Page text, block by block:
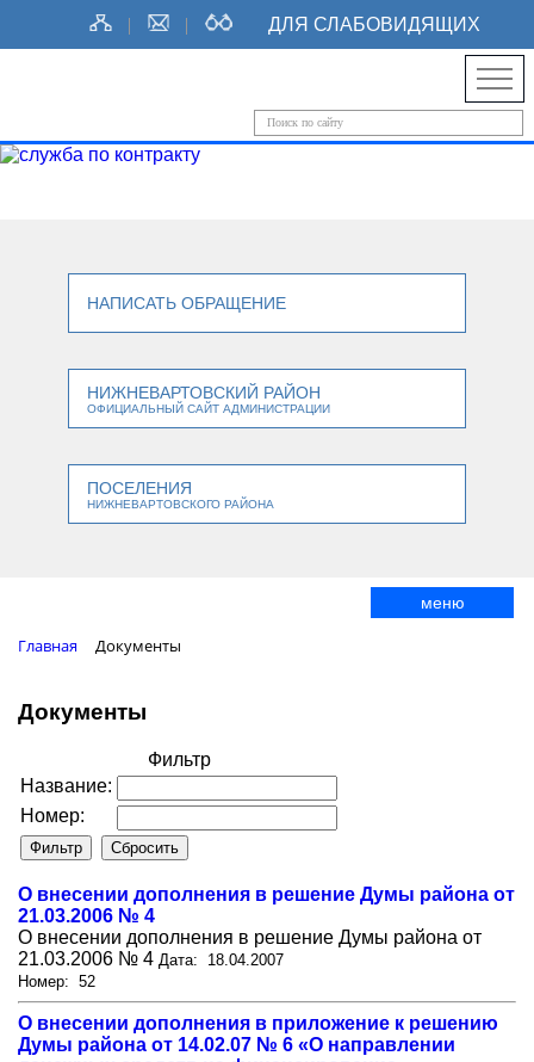
ДЛЯ СЛАБОВИДЯЩИХ
НАПИСАТЬ ОБРАЩЕНИЕ
НИЖНЕВАРТОВСКИЙ РАЙОН
ОФИЦИАЛЬНЫЙ САЙТ АДМИНИСТРАЦИИ
ПОСЕЛЕНИЯ
НИЖНЕВАРТОВСКОГО РАЙОНА
меню
Главная Документы
Документы
Фильтр
Название:
Номер:
О внесении дополнения в решение Думы района от
21.03.2006 № 4
О внесении дополнения в решение Думы района от
21.03.2006 № 4 Дата: 18.04.2007
Номер: 52
О внесении дополнения в приложение к решению
Думы района от 14.02.07 № 6 «О направлении